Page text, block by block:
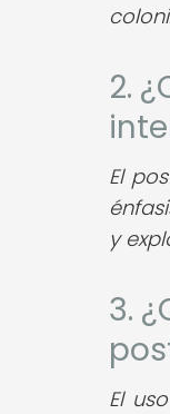
2.
El
y
3.
El